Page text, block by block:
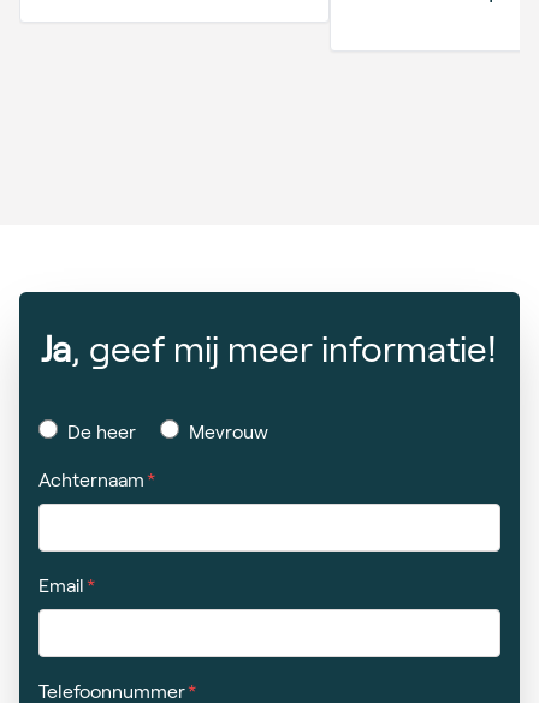
Ja, geef mij meer informatie!
De heer Mevrouw
Achternaam
Email
Telefoonnummer